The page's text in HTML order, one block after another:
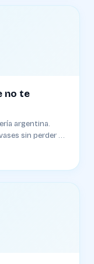
no te
argentina.
sin perder al